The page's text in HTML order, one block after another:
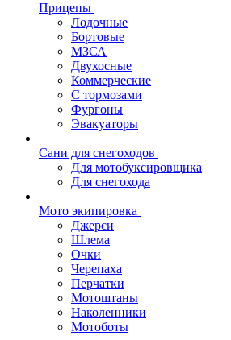
Прицепы
Лодочные
Бортовые
МЗСА
Двухосные
Коммерческие
С тормозами
Фургоны
Эвакуаторы
Сани для снегоходов
Для мотобуксировщика
Для снегохода
Мото экипировка
Джерси
Шлема
Очки
Черепаха
Перчатки
Мотоштаны
Наколенники
Мотоботы